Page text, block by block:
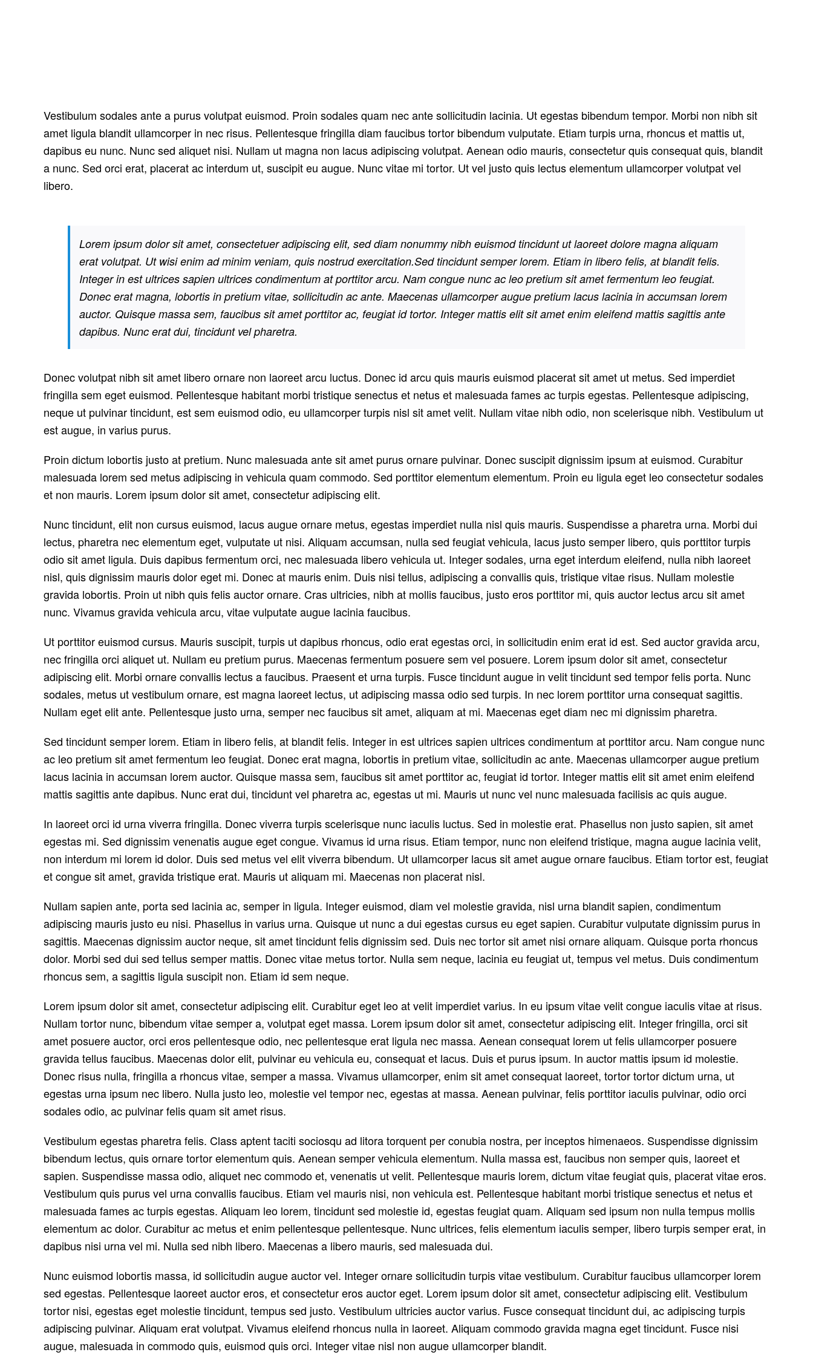
Vestibulum sodales ante a purus volutpat euismod. Proin sodales quam nec ante sollicitudin lacinia. Ut egestas bibendum tempor. Morbi non nibh sit
amet ligula blandit ullamcorper in nec risus. Pellentesque fringilla diam faucibus tortor bibendum vulputate. Etiam turpis urna, rhoncus et mattis ut,
dapibus eu nunc. Nunc sed aliquet nisi. Nullam ut magna non lacus adipiscing volutpat. Aenean odio mauris, consectetur quis consequat quis, blandit
a nunc. Sed orci erat, placerat ac interdum ut, suscipit eu augue. Nunc vitae mi tortor. Ut vel justo quis lectus elementum ullamcorper volutpat vel
libero.
Lorem ipsum dolor sit amet, consectetuer adipiscing elit, sed diam nonummy nibh euismod tincidunt ut laoreet dolore magna aliquam
erat volutpat. Ut wisi enim ad minim veniam, quis nostrud exercitation.Sed tincidunt semper lorem. Etiam in libero felis, at blandit felis.
Integer in est ultrices sapien ultrices condimentum at porttitor arcu. Nam congue nunc ac leo pretium sit amet fermentum leo feugiat.
Donec erat magna, lobortis in pretium vitae, sollicitudin ac ante. Maecenas ullamcorper augue pretium lacus lacinia in accumsan lorem
auctor. Quisque massa sem, faucibus sit amet porttitor ac, feugiat id tortor. Integer mattis elit sit amet enim eleifend mattis sagittis ante
dapibus. Nunc erat dui, tincidunt vel pharetra.
Donec volutpat nibh sit amet libero ornare non laoreet arcu luctus. Donec id arcu quis mauris euismod placerat sit amet ut metus. Sed imperdiet
fringilla sem eget euismod. Pellentesque habitant morbi tristique senectus et netus et malesuada fames ac turpis egestas. Pellentesque adipiscing,
neque ut pulvinar tincidunt, est sem euismod odio, eu ullamcorper turpis nisl sit amet velit. Nullam vitae nibh odio, non scelerisque nibh. Vestibulum ut
est augue, in varius purus.
Proin dictum lobortis justo at pretium. Nunc malesuada ante sit amet purus ornare pulvinar. Donec suscipit dignissim ipsum at euismod. Curabitur
malesuada lorem sed metus adipiscing in vehicula quam commodo. Sed porttitor elementum elementum. Proin eu ligula eget leo consectetur sodales
et non mauris. Lorem ipsum dolor sit amet, consectetur adipiscing elit.
Nunc tincidunt, elit non cursus euismod, lacus augue ornare metus, egestas imperdiet nulla nisl quis mauris. Suspendisse a pharetra urna. Morbi dui
lectus, pharetra nec elementum eget, vulputate ut nisi. Aliquam accumsan, nulla sed feugiat vehicula, lacus justo semper libero, quis porttitor turpis
odio sit amet ligula. Duis dapibus fermentum orci, nec malesuada libero vehicula ut. Integer sodales, urna eget interdum eleifend, nulla nibh laoreet
nisl, quis dignissim mauris dolor eget mi. Donec at mauris enim. Duis nisi tellus, adipiscing a convallis quis, tristique vitae risus. Nullam molestie
gravida lobortis. Proin ut nibh quis felis auctor ornare. Cras ultricies, nibh at mollis faucibus, justo eros porttitor mi, quis auctor lectus arcu sit amet
nunc. Vivamus gravida vehicula arcu, vitae vulputate augue lacinia faucibus.
Ut porttitor euismod cursus. Mauris suscipit, turpis ut dapibus rhoncus, odio erat egestas orci, in sollicitudin enim erat id est. Sed auctor gravida arcu,
nec fringilla orci aliquet ut. Nullam eu pretium purus. Maecenas fermentum posuere sem vel posuere. Lorem ipsum dolor sit amet, consectetur
adipiscing elit. Morbi ornare convallis lectus a faucibus. Praesent et urna turpis. Fusce tincidunt augue in velit tincidunt sed tempor felis porta. Nunc
sodales, metus ut vestibulum ornare, est magna laoreet lectus, ut adipiscing massa odio sed turpis. In nec lorem porttitor urna consequat sagittis.
Nullam eget elit ante. Pellentesque justo urna, semper nec faucibus sit amet, aliquam at mi. Maecenas eget diam nec mi dignissim pharetra.
Sed tincidunt semper lorem. Etiam in libero felis, at blandit felis. Integer in est ultrices sapien ultrices condimentum at porttitor arcu. Nam congue nunc
ac leo pretium sit amet fermentum leo feugiat. Donec erat magna, lobortis in pretium vitae, sollicitudin ac ante. Maecenas ullamcorper augue pretium
lacus lacinia in accumsan lorem auctor. Quisque massa sem, faucibus sit amet porttitor ac, feugiat id tortor. Integer mattis elit sit amet enim eleifend
mattis sagittis ante dapibus. Nunc erat dui, tincidunt vel pharetra ac, egestas ut mi. Mauris ut nunc vel nunc malesuada facilisis ac quis augue.
In laoreet orci id urna viverra fringilla. Donec viverra turpis scelerisque nunc iaculis luctus. Sed in molestie erat. Phasellus non justo sapien, sit amet
egestas mi. Sed dignissim venenatis augue eget congue. Vivamus id urna risus. Etiam tempor, nunc non eleifend tristique, magna augue lacinia velit,
non interdum mi lorem id dolor. Duis sed metus vel elit viverra bibendum. Ut ullamcorper lacus sit amet augue ornare faucibus. Etiam tortor est, feugiat
et congue sit amet, gravida tristique erat. Mauris ut aliquam mi. Maecenas non placerat nisl.
Nullam sapien ante, porta sed lacinia ac, semper in ligula. Integer euismod, diam vel molestie gravida, nisl urna blandit sapien, condimentum
adipiscing mauris justo eu nisi. Phasellus in varius urna. Quisque ut nunc a dui egestas cursus eu eget sapien. Curabitur vulputate dignissim purus in
sagittis. Maecenas dignissim auctor neque, sit amet tincidunt felis dignissim sed. Duis nec tortor sit amet nisi ornare aliquam. Quisque porta rhoncus
dolor. Morbi sed dui sed tellus semper mattis. Donec vitae metus tortor. Nulla sem neque, lacinia eu feugiat ut, tempus vel metus. Duis condimentum
rhoncus sem, a sagittis ligula suscipit non. Etiam id sem neque.
Lorem ipsum dolor sit amet, consectetur adipiscing elit. Curabitur eget leo at velit imperdiet varius. In eu ipsum vitae velit congue iaculis vitae at risus.
Nullam tortor nunc, bibendum vitae semper a, volutpat eget massa. Lorem ipsum dolor sit amet, consectetur adipiscing elit. Integer fringilla, orci sit
amet posuere auctor, orci eros pellentesque odio, nec pellentesque erat ligula nec massa. Aenean consequat lorem ut felis ullamcorper posuere
gravida tellus faucibus. Maecenas dolor elit, pulvinar eu vehicula eu, consequat et lacus. Duis et purus ipsum. In auctor mattis ipsum id molestie.
Donec risus nulla, fringilla a rhoncus vitae, semper a massa. Vivamus ullamcorper, enim sit amet consequat laoreet, tortor tortor dictum urna, ut
egestas urna ipsum nec libero. Nulla justo leo, molestie vel tempor nec, egestas at massa. Aenean pulvinar, felis porttitor iaculis pulvinar, odio orci
sodales odio, ac pulvinar felis quam sit amet risus.
Vestibulum egestas pharetra felis. Class aptent taciti sociosqu ad litora torquent per conubia nostra, per inceptos himenaeos. Suspendisse dignissim
bibendum lectus, quis ornare tortor elementum quis. Aenean semper vehicula elementum. Nulla massa est, faucibus non semper quis, laoreet et
sapien. Suspendisse massa odio, aliquet nec commodo et, venenatis ut velit. Pellentesque mauris lorem, dictum vitae feugiat quis, placerat vitae eros.
Vestibulum quis purus vel urna convallis faucibus. Etiam vel mauris nisi, non vehicula est. Pellentesque habitant morbi tristique senectus et netus et
malesuada fames ac turpis egestas. Aliquam leo lorem, tincidunt sed molestie id, egestas feugiat quam. Aliquam sed ipsum non nulla tempus mollis
elementum ac dolor. Curabitur ac metus et enim pellentesque pellentesque. Nunc ultrices, felis elementum iaculis semper, libero turpis semper erat, in
dapibus nisi urna vel mi. Nulla sed nibh libero. Maecenas a libero mauris, sed malesuada dui.
Nunc euismod lobortis massa, id sollicitudin augue auctor vel. Integer ornare sollicitudin turpis vitae vestibulum. Curabitur faucibus ullamcorper lorem
sed egestas. Pellentesque laoreet auctor eros, et consectetur eros auctor eget. Lorem ipsum dolor sit amet, consectetur adipiscing elit. Vestibulum
tortor nisi, egestas eget molestie tincidunt, tempus sed justo. Vestibulum ultricies auctor varius. Fusce consequat tincidunt dui, ac adipiscing turpis
adipiscing pulvinar. Aliquam erat volutpat. Vivamus eleifend rhoncus nulla in laoreet. Aliquam commodo gravida magna eget tincidunt. Fusce nisi
augue, malesuada in commodo quis, euismod quis orci. Integer vitae nisl non augue ullamcorper blandit.